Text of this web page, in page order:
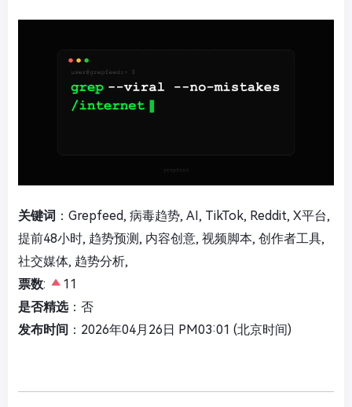
关键词 ：Grepfeed, 病毒趋势, AI, TikTok, Reddit, X平台,
提前48小时, 趋势预测, 内容创意, 视频脚本, 创作者工具,
社交媒体, 趋势分析,
票数:
11
是否精选：否
发布时间 ：2026年04月26日 PM03:01 (北京时间)